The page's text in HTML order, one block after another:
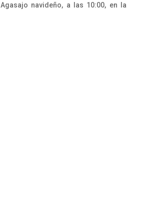
Agasajo navideño, a las 10:00, en la